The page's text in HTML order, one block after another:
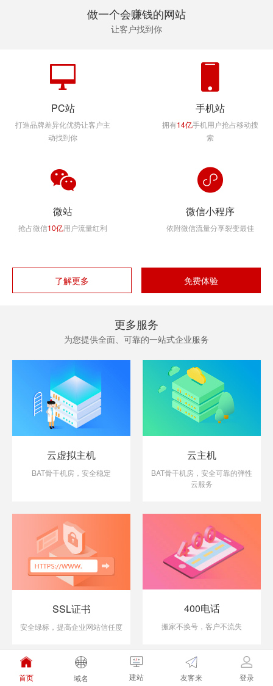
做一个会赚钱的网站
让客户找到你
PC站
打造品牌差异化优势让客户主
动找到你
手机站
拥有14亿手机用户抢占移动搜
索
微站
抢占微信10亿用户流量红利
微信小程序
依附微信流量分享裂变最佳
了解更多 免费体验
更多服务
为您提供全面、可靠的一站式企业服务
云虚拟主机
BAT骨干机房，安全稳定
云主机
BAT骨干机房，安全可靠的弹性
云服务
SSL证书
安全绿标，提高企业网站信任度
400电话
搬家不换号，客户不流失
首页 域名 建站 友客来 登录